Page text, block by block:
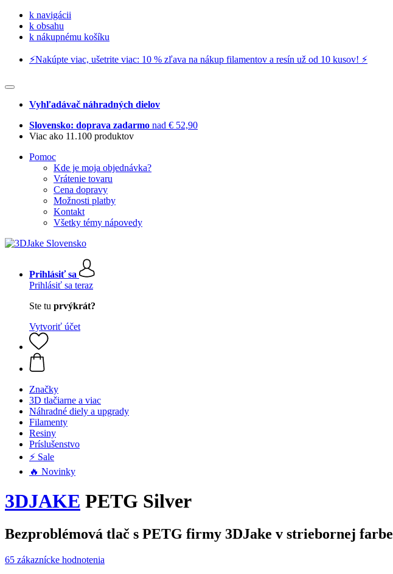
k navigácii
k obsahu
k nákupnému košíku
⚡️Nakúpte viac, ušetrite viac: 10 % zľava na nákup filamentov a resín už od 10 kusov! ⚡️
Vyhľadávač náhradných dielov
Slovensko: doprava zadarmo nad € 52,90
Viac ako 11.100 produktov
Pomoc
Kde je moja objednávka?
Vrátenie tovaru
Cena dopravy
Možnosti platby
Kontakt
Všetky témy nápovedy
Prihlásiť sa
Prihlásiť sa teraz
Ste tu prvýkrát?
Vytvoriť účet
Značky
3D tlačiarne a viac
Náhradné diely a upgrady
Filamenty
Resiny
Príslušenstvo
⚡ Sale
🔥 Novinky
3DJAKE PETG Silver
Bezproblémová tlač s PETG firmy 3DJake v striebornej farbe
65 zákaznícke hodnotenia